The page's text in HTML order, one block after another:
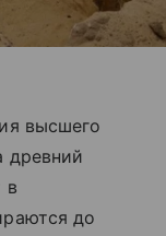
высшего
древний
в
до